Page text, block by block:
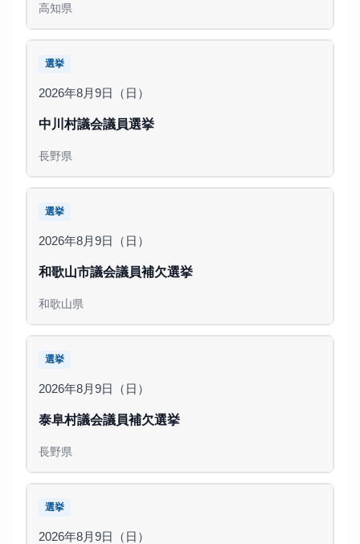
高知県
選挙
2026年8月9日（日）
中川村議会議員選挙
長野県
選挙
2026年8月9日（日）
和歌山市議会議員補欠選挙
和歌山県
選挙
2026年8月9日（日）
泰阜村議会議員補欠選挙
長野県
選挙
2026年8月9日（日）